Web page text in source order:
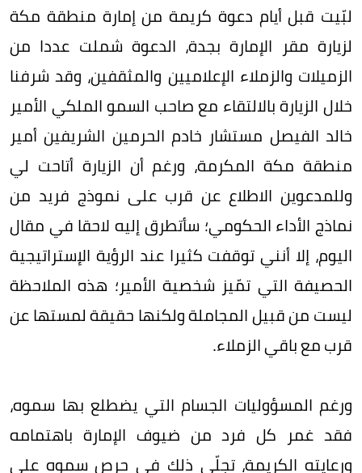
لبّيت قبل أيام دعوة كريمة من إمارة منطقة مكة
لزيارة مقر الإمارة بجدة، الدعوة شملت عددا من
الزميلات والزملاء الإعلاميين والمثقفين، وقد شرفنا
خلال الزيارة بالالتقاء مع صاحب السمو الملكي الأمير
خالد الفيصل مستشار خادم الحرمين الشريفين أمير
منطقة مكة المكرمة، ورغم أن الزيارة أتاحت لي
وللمدعوين الاطلاع عن قرب على نموذج فريد من
نماذج الأداء الحكومي؛ سأتطرق إليه لاحقا في مقال
اليوم، إلا أنني توقفت كثيرا عند الرؤية الإستراتيجية
الحصيفة التي تمّيز شخصية الأمير؛ هذه الملاحظة
ليست من قبيل المجاملة ولكنها حقيقة لمستها عن
قرب مع باقي الزملاء.
ورغم المسؤوليات الجسام التي يضطلع بها سموه،
فقد غمر كل فرد من ضيوف الإمارة باهتمامه
ورعايته الكريمة، تجلّى ذلك في حرص سموه على